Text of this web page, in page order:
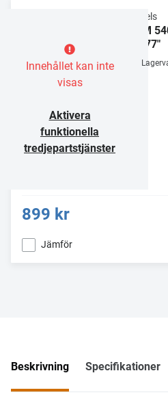
Innehållet kan inte
visas
Aktivera
funktionella
tredjepartstjänster
Vogels
TVM
32-77"
899 kr
Jämför
Beskrivning Specifikationer